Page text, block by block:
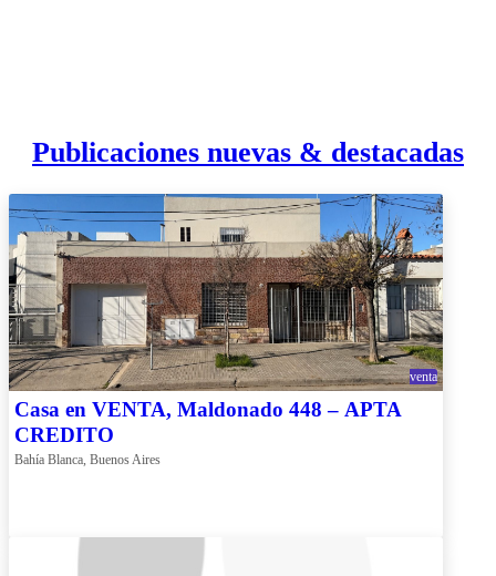
Publicaciones nuevas & destacadas
venta
Casa en VENTA, Maldonado 448 – APTA
CREDITO
Bahía Blanca, Buenos Aires